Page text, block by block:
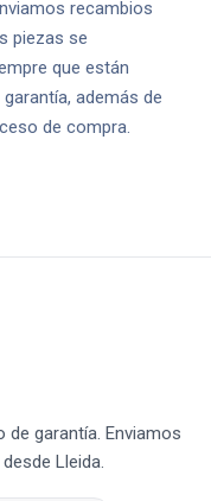
recambios
piezas se
que están
además de
de compra.
de garantía. Enviamos
Lleida.